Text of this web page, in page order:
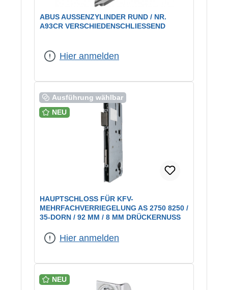
ABUS AUSSENZYLINDER RUND / NR. A
93CR VERSCHIEDENSCHLIESSEND
Hier anmelden
Ausführung wählbar
NEU
HAUPTSCHLOSS FÜR KFV-
MEHRFACHVERRIEGELUNG AS 2750 8250 /
35-DORN / 92 MM / 8 MM DRÜCKERNUSS
Hier anmelden
NEU